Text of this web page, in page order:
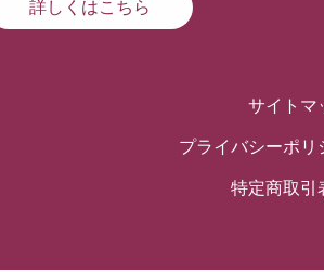
詳しくはこちら
サイトマ
プライバシーポリ
特定商取引